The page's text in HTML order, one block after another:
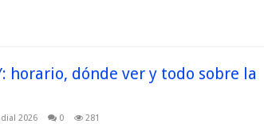
horario, dónde ver y todo sobre la
2026 0 281